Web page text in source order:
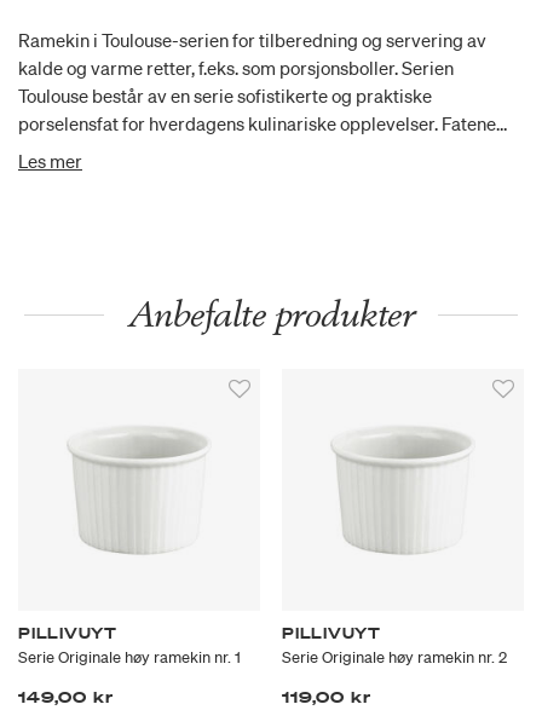
Ramekin i Toulouse-serien for tilberedning og servering av
kalde og varme retter, f.eks. som porsjonsboller. Serien
Toulouse består av en serie sofistikerte og praktiske
porselensfat for hverdagens kulinariske opplevelser. Fatene
har en elegant plissering som er blitt en ikonisk del av Pillivuyts
Les mer
Anbefalte produkter
PILLIVUYT
Serie Originale høy ramekin nr. 1
149,00 kr
PILLIVUYT
Serie Originale høy ramekin nr. 2
119,00 kr